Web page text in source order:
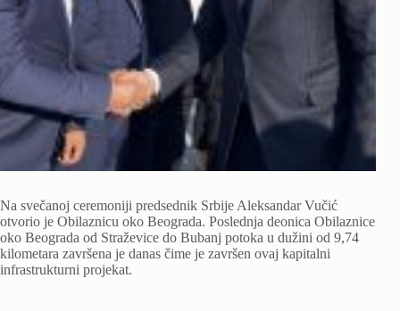
Na svečanoj ceremoniji predsednik Srbije Aleksandar Vučić
otvorio je Obilaznicu oko Beograda. Poslednja deonica Obilaznice
oko Beograda od Straževice do Bubanj potoka u dužini od 9,74
kilometara završena je danas čime je završen ovaj kapitalni
infrastrukturni projekat.